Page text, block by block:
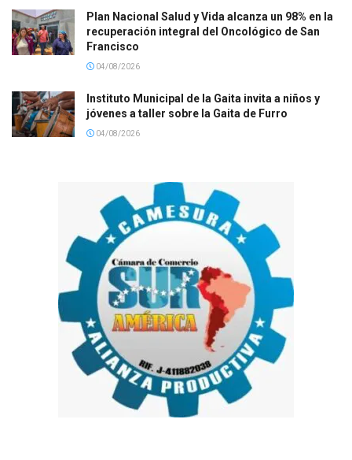
Plan Nacional Salud y Vida alcanza un 98% en la
recuperación integral del Oncológico de San
Francisco
04/08/2026
Instituto Municipal de la Gaita invita a niños y
jóvenes a taller sobre la Gaita de Furro
04/08/2026